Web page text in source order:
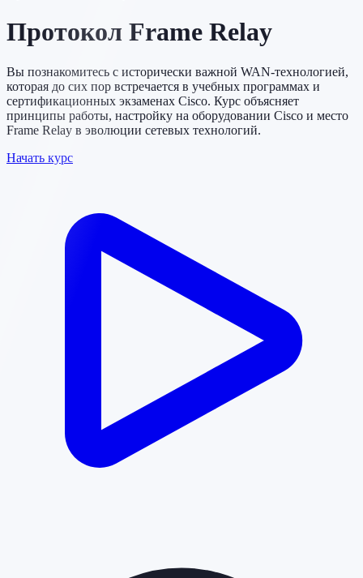
Протокол Frame Relay
Вы познакомитесь с исторически важной WAN-технологией,
которая до сих пор встречается в учебных программах и
сертификационных экзаменах Cisco. Курс объясняет
принципы работы, настройку на оборудовании Cisco и место
Frame Relay в эволюции сетевых технологий.
Начать курс